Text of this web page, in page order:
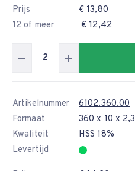
Prijs
€ 13,80
12 of meer
€ 12,42
Artikelnummer
6102.360.00
Formaat
360 x 10 x 2,3
Kwaliteit
HSS 18%
Levertijd